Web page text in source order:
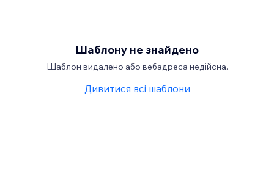
Шаблону не знайдено
Шаблон видалено або вебадреса недійсна.
Дивитися всі шаблони